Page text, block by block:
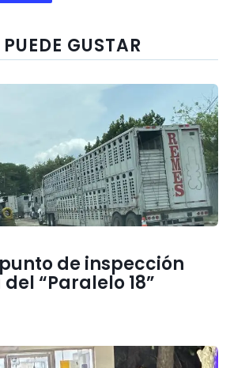
GUSTAR
de inspección
“Paralelo 18”